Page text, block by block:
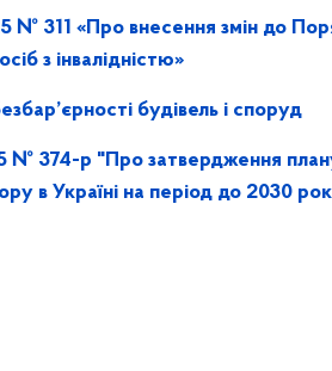
№ 311 «Про внесення змін до
з інвалідністю»
будівель і споруд
№ 374-р "Про затвердження
в Україні на період до 2030